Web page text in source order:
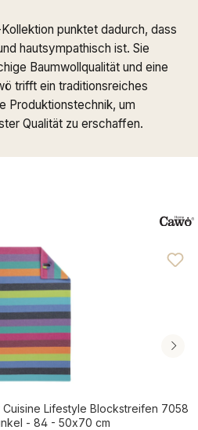
punktet dadurch, dass
hautsympathisch ist. Sie
Baumwollqualität und eine
trifft ein traditionsreiches
Produktionstechnik, um
Qualität zu erschaffen.
Lifestyle Blockstreifen 7058
- 84 - 50x70 cm